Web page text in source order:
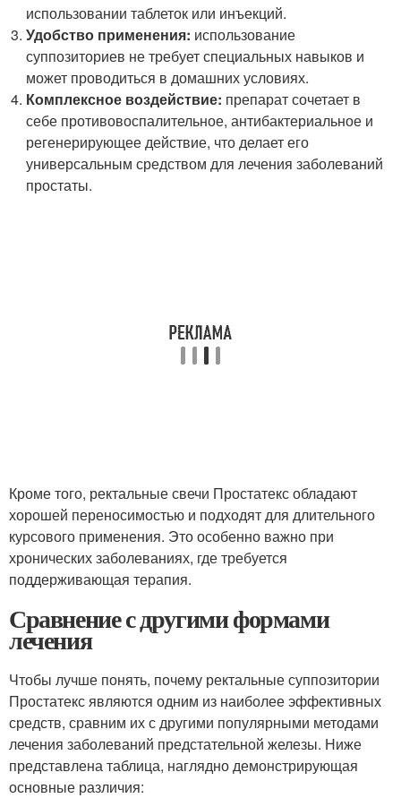
использовании таблеток или инъекций.
Удобство применения: использование
суппозиториев не требует специальных навыков и
может проводиться в домашних условиях.
Комплексное воздействие: препарат сочетает в
себе противовоспалительное, антибактериальное и
регенерирующее действие, что делает его
универсальным средством для лечения заболеваний
простаты.
Кроме того, ректальные свечи Простатекс обладают
хорошей переносимостью и подходят для длительного
курсового применения. Это особенно важно при
хронических заболеваниях, где требуется
поддерживающая терапия.
Сравнение с другими формами
лечения
Чтобы лучше понять, почему ректальные суппозитории
Простатекс являются одним из наиболее эффективных
средств, сравним их с другими популярными методами
лечения заболеваний предстательной железы. Ниже
представлена таблица, наглядно демонстрирующая
основные различия: